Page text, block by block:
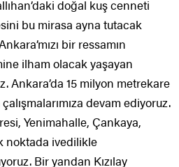
doğal kuş cenneti
bu mirasa ayna tutacak
bir ressamın
ilham olacak yaşayan
Ankara’da 15 milyon metrekare
devam ediyoruz.
Yenimahalle, Çankaya,
noktada ivedilikle
Bir yandan Kızılay